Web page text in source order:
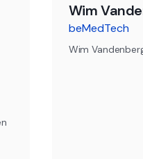
Wim
beMedTech
Wim